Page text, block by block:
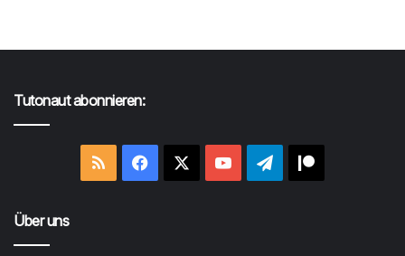
Tutonaut abonnieren:
RSS Facebook YouTubeTelegram
Über uns